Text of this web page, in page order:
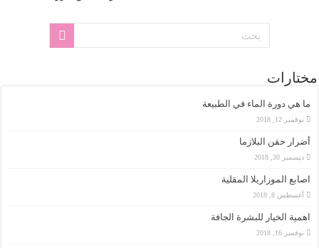
مختارات
ما هي دورة الماء في الطبيعة
نوفمبر 12, 2018
أضرار حقن البلازما
ديسمبر 30, 2018
اصابع الموزاريلا المقلية
أغسطس 8, 2018
اهمية الخيار للبشرة الجافة
نوفمبر 16, 2018